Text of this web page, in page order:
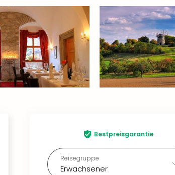
Bestpreisgarantie
Reisegruppe
Erwachsener